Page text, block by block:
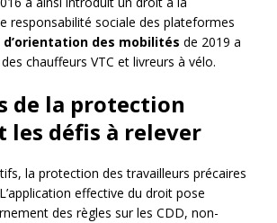
responsabilité sociale des plateformes
d’orientation des mobilités de 2019 a
chauffeurs VTC et livreurs à vélo.
de la protection
les défis à relever
la protection des travailleurs précaires
effective du droit pose
des règles sur les CDD, non-